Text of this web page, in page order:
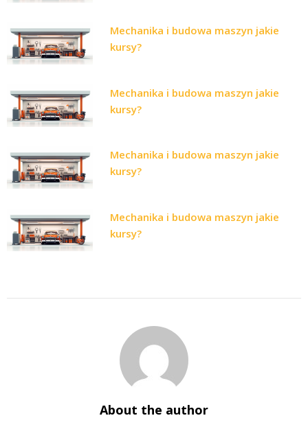
Mechanika i budowa maszyn jakie
kursy?
Mechanika i budowa maszyn jakie
kursy?
Mechanika i budowa maszyn jakie
kursy?
Mechanika i budowa maszyn jakie
kursy?
About the author